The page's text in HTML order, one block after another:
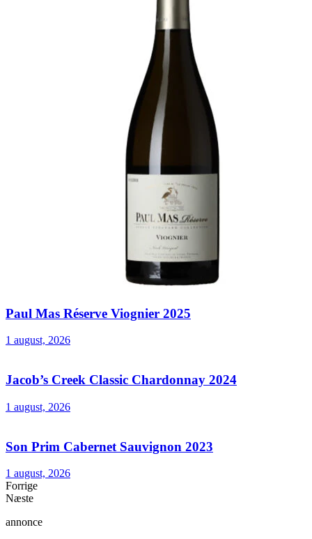
Paul Mas Réserve Viognier 2025
1 august, 2026
Jacob’s Creek Classic Chardonnay 2024
1 august, 2026
Son Prim Cabernet Sauvignon 2023
1 august, 2026
Forrige
Næste
annonce